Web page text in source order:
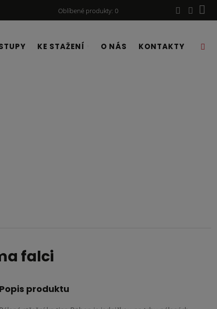
Oblíbené produkty 0
KE STAŽENÍ O NÁS KONTAKTY
falci
produktu